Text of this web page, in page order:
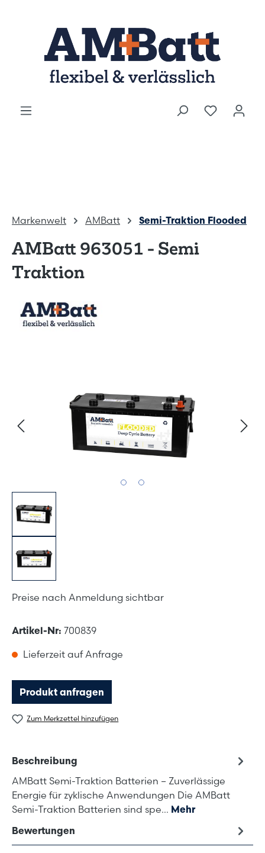
Markenwelt AMBatt Semi-Traktion Flooded
AMBatt 963051 - Semi
Traktion
Preise nach Anmeldung sichtbar
Artikel-Nr: 700839
Lieferzeit auf Anfrage
Produkt anfragen
Zum Merkzettel hinzufügen
Beschreibung
AMBatt Semi-Traktion Batterien – Zuverlässige
Energie für zyklische Anwendungen Die AMBatt
Semi-Traktion Batterien sind spe… Mehr
Bewertungen